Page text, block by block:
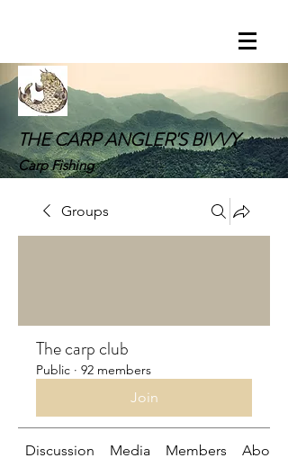
THE CARP ANGLER'S BIVVY
Carp Fishing
Groups
The carp club
Public · 92 members
Join
Discussion Media Members About